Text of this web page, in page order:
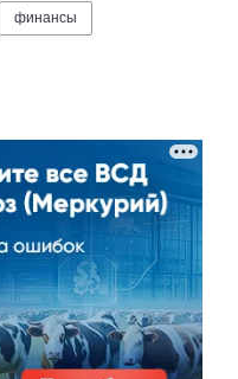
финансы